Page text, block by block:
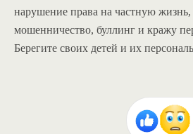
нарушение права на частную
мошенничество, буллинг и кражу
Берегите своих детей и их